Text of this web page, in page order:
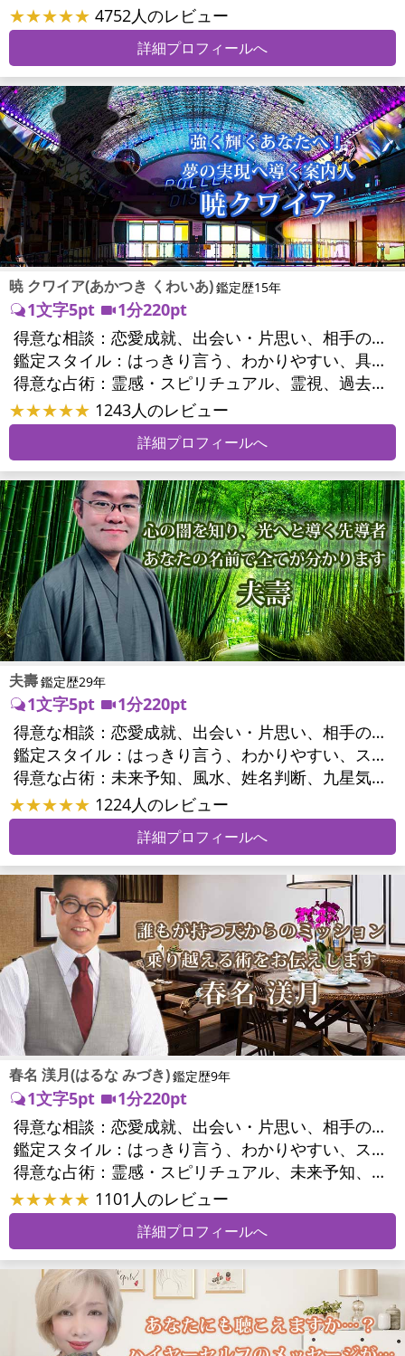
★★★★★ 4752人のレビュー
詳細プロフィールへ
暁 クワイア(あかつき くわいあ)鑑定歴15年
1文字5pt
1分220pt
得意な相談：
恋愛成就、出会い・片思い、相手の気持ち、相性、結婚、男心・女心、二人の今後、複雑な恋愛、三角関係、略奪愛、浮気、不倫、離婚、人間関係、職場の人間関係、対人関係、仕事運、適職、天職、転職、進路、就職、人生全般、使命、人事、開業、廃業、夢、目標、ビジネスチャンス、ビジネスパートナー、家族関係、夫婦関係、家庭問題、夫婦問題、精神問題、ストレス、人生相談、ご先祖様、守護霊様、お墓参り、魂の本質、前世、来世、ペットの気持ち、引越し・転居、方位、健康運、金運
鑑定スタイル：
はっきり言う、わかりやすい、具体的、納得感、情報量が多い、友達のように相談できる、聞き上手、とても話しやすい、じっくり聞いてくれる、愛にあふれ温かい、勇気をくれる、前向き・元気になれる、実力派
得意な占術：
霊感・スピリチュアル、霊視、過去視、前世・来世、オーラ、ソウルメイト、ペットの気持ち、タロット、オラクルカード、姓名判断、四柱推命、占星術、数秘術、カラー診断、陰陽五行、人相(顔相)、カウンセリング、オリジナル占術
★★★★★ 1243人のレビュー
詳細プロフィールへ
夫壽鑑定歴29年
1文字5pt
1分220pt
得意な相談：
恋愛成就、出会い・片思い、相手の気持ち、相性、縁結び、結婚、男心・女心、二人の今後、複雑な恋愛、三角関係、略奪愛、浮気、不倫、復活愛、復縁、離婚、同性愛・LGBT、人間関係、職場の人間関係、対人関係、仕事運、適職、転職、進路、人生全般、人事、開業、廃業、目標、家族関係、夫婦関係、家庭問題、夫婦問題、親族問題、育児・子育て、シングルマザー、引越し・転居、方位、開運指導、健康運、金運
鑑定スタイル：
はっきり言う、わかりやすい、スピード鑑定、簡潔、具体的、的確、納得感、情報量が多い、友達のように相談できる、聞き上手、とても話しやすい、じっくり聞いてくれる、愛にあふれ温かい、深く濃厚、勇気をくれる、前向き・元気になれる、実力派
得意な占術：
未来予知、風水、姓名判断、九星気学、占星術、数秘術、陰陽五行、手相、カウンセリング、オリジナル占術
★★★★★ 1224人のレビュー
詳細プロフィールへ
春名 渼月(はるな みづき)鑑定歴9年
1文字5pt
1分220pt
得意な相談：
恋愛成就、出会い・片思い、相手の気持ち、相性、結婚、男心・女心、二人の今後、複雑な恋愛、三角関係、略奪愛、浮気、不倫、復活愛、復縁、離婚、同性愛・LGBT、人間関係、職場の人間関係、対人関係、仕事運、適職、天職、転職、進路、就職、人生全般、使命、経営相談、人事、開業、夢、目標、ビジネスチャンス、ビジネスパートナー、パワーハラスメント、家族関係、夫婦関係、家庭問題、夫婦問題、シングルマザー、ストレス、いじめ、人生相談、ペットの気持ち、引越し・転居、方位、開運指導、健康運、金運、金銭トラブル、ご近所問題
鑑定スタイル：
はっきり言う、わかりやすい、スピード鑑定、簡潔、具体的、的確、納得感、友達のように相談できる、聞き上手、とても話しやすい、じっくり聞いてくれる、勇気をくれる、前向き・元気になれる
得意な占術：
霊感・スピリチュアル、未来予知、チャネリング、タロット、九星気学、占星術、カラー診断、易学、陰陽五行、手相、人相(顔相)、祈願、オリジナル占術
★★★★★ 1101人のレビュー
詳細プロフィールへ